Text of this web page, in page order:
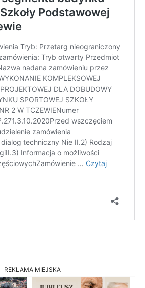
REKLAMA MIEJSKA